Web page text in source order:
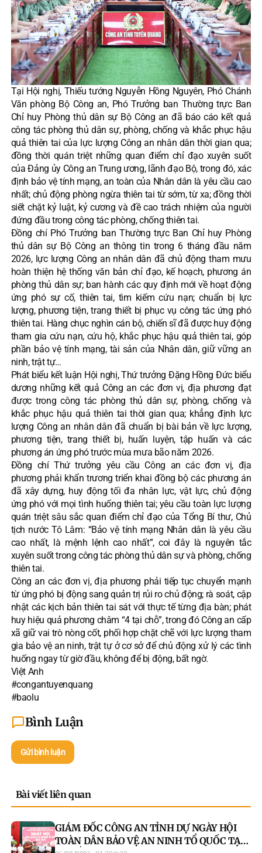
Tại Hội nghị, Thiếu tướng Nguyễn Hồng Nguyên, Phó Chánh
Văn phòng Bộ Công an, Phó Trưởng ban Thường trực Ban
Chỉ huy Phòng thủ dân sự Bộ Công an đã báo cáo kết quả
công tác phòng thủ dân sự, phòng, chống và khắc phục hậu
quả thiên tai của lực lượng Công an nhân dân thời gian qua;
đồng thời quán triệt những quan điểm chỉ đạo xuyên suốt
của Đảng ủy Công an Trung ương, lãnh đạo Bộ, trong đó, xác
định bảo vệ tính mạng, an toàn của Nhân dân là yêu cầu cao
nhất; chủ động phòng ngừa thiên tai từ sớm, từ xa; đồng thời
siết chặt kỷ luật, kỷ cương và đề cao trách nhiệm của người
đứng đầu trong công tác phòng, chống thiên tai.
Đồng chí Phó Trưởng ban Thường trực Ban Chỉ huy Phòng
thủ dân sự Bộ Công an thông tin trong 6 tháng đầu năm
2026, lực lượng Công an nhân dân đã chủ động tham mưu
hoàn thiện hệ thống văn bản chỉ đạo, kế hoạch, phương án
phòng thủ dân sự; ban hành các quy định mới về hoạt động
ứng phó sự cố, thiên tai, tìm kiếm cứu nạn; chuẩn bị lực
lượng, phương tiện, trang thiết bị phục vụ công tác ứng phó
thiên tai. Hàng chục nghìn cán bộ, chiến sĩ đã được huy động
tham gia cứu nạn, cứu hộ, khắc phục hậu quả thiên tai, góp
phần bảo vệ tính mạng, tài sản của Nhân dân, giữ vững an
ninh, trật tự…
Phát biểu kết luận Hội nghị, Thứ trưởng Đặng Hồng Đức biểu
dương những kết quả Công an các đơn vị, địa phương đạt
được trong công tác phòng thủ dân sự, phòng, chống và
khắc phục hậu quả thiên tai thời gian qua; khẳng định lực
lượng Công an nhân dân đã chuẩn bị bài bản về lực lượng,
phương tiện, trang thiết bị, huấn luyện, tập huấn và các
phương án ứng phó trước mùa mưa bão năm 2026.
Đồng chí Thứ trưởng yêu cầu Công an các đơn vị, địa
phương phải khẩn trương triển khai đồng bộ các phương án
đã xây dựng, huy động tối đa nhân lực, vật lực, chủ động
ứng phó với mọi tình huống thiên tai; yêu cầu toàn lực lượng
quán triệt sâu sắc quan điểm chỉ đạo của Tổng Bí thư, Chủ
tịch nước Tô Lâm: “Bảo vệ tính mạng Nhân dân là yêu cầu
cao nhất, là mệnh lệnh cao nhất”, coi đây là nguyên tắc
xuyên suốt trong công tác phòng thủ dân sự và phòng, chống
thiên tai.
Công an các đơn vị, địa phương phải tiếp tục chuyển mạnh
từ ứng phó bị động sang quản trị rủi ro chủ động; rà soát, cập
nhật các kịch bản thiên tai sát với thực tế từng địa bàn; phát
huy hiệu quả phương châm “4 tại chỗ”, trong đó Công an cấp
xã giữ vai trò nòng cốt, phối hợp chặt chẽ với lực lượng tham
gia bảo vệ an ninh, trật tự ở cơ sở để chủ động xử lý các tình
huống ngay từ giờ đầu, không để bị động, bất ngờ.
Việt Anh
#congantuyenquang
#baolu
Bình Luận
Gửi bình luận
Bài viết liên quan
GIÁM ĐỐC CÔNG AN TỈNH DỰ NGÀY HỘI
TOÀN DÂN BẢO VỆ AN NINH TỔ QUỐC TẠI